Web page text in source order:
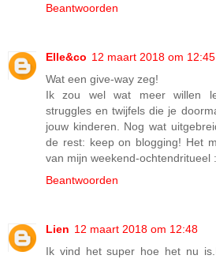
Beantwoorden
Elle&co 12 maart 2018 om 12:45
Wat een give-way zeg!
Ik zou wel wat meer willen
struggles en twijfels die je
jouw kinderen. Nog wat
de rest: keep on blogging! Het
van mijn weekend-ochtendritueel
Beantwoorden
Lien 12 maart 2018 om 12:48
Ik vind het super hoe het nu